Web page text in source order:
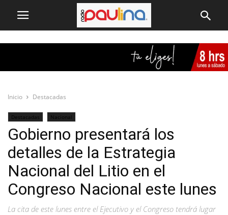
Inicio Destacadas
Destacadas Nacional
Gobierno presentará los
detalles de la Estrategia
Nacional del Litio en el
Congreso Nacional este lunes
La cita de este lunes entre el Ejecutivo y el Congreso tendrá lugar